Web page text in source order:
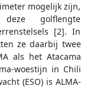
mogelijk zijn,
golflengte
[2]. In
ze daarbij twee
als het Atacama
woestijn in Chili
(ESO) is ALMA-